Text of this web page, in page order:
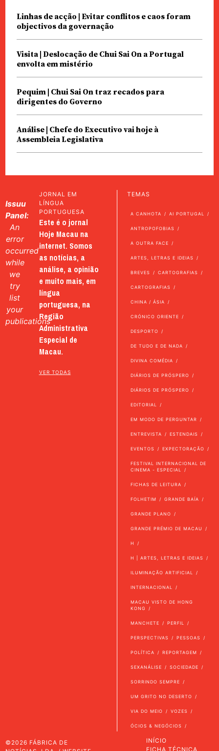
Linhas de acção | Evitar conflitos e caos foram
objectivos da governação
Visita | Deslocação de Chui Sai On a Portugal
envolta em mistério
Pequim | Chui Sai On traz recados para
dirigentes do Governo
Análise | Chefe do Executivo vai hoje à
Assembleia Legislativa
Issuu
Panel:
An
error
occurred
while
we
try
list
your
publications
JORNAL EM
LÍNGUA
PORTUGUESA
Este é o jornal
Hoje Macau na
internet. Somos
as notícias, a
análise, a opinião
e muito mais, em
língua
portuguesa, na
Região
Administrativa
Especial de
Macau.
VER TODAS
TEMAS
A CANHOTA AI PORTUGAL
ANTROPOFOBIAS
A OUTRA FACE
ARTES, LETRAS E IDEIAS
BREVES CARTOGRAFIAS
CARTOGRAFIAS
CHINA / ÁSIA
CRÓNICO ORIENTE
DESPORTO
DE TUDO E DE NADA
DIVINA COMÉDIA
DIÁRIOS DE PRÓSPERO
DIÁRIOS DE PRÓSPERO
EDITORIAL
EM MODO DE PERGUNTAR
ENTREVISTA ESTENDAIS
EVENTOS EXPECTORAÇÃO
FESTIVAL INTERNACIONAL DE
CINEMA - ESPECIAL
FICHAS DE LEITURA
FOLHETIM GRANDE BAÍA
GRANDE PLANO
GRANDE PRÉMIO DE MACAU
H
H | ARTES, LETRAS E IDEIAS
ILUMINAÇÃO ARTIFICIAL
INTERNACIONAL
MACAU VISTO DE HONG
KONG
MANCHETE PERFIL
PERSPECTIVAS PESSOAS
POLÍTICA REPORTAGEM
SEXANÁLISE SOCIEDADE
SORRINDO SEMPRE
UM GRITO NO DESERTO
VIA DO MEIO VOZES
ÓCIOS & NEGÓCIOS
©2026 FÁBRICA DE
INÍCIO
FICHA TÉCNICA